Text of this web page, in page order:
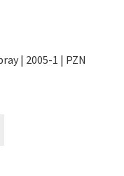
| 2005-1 | PZN